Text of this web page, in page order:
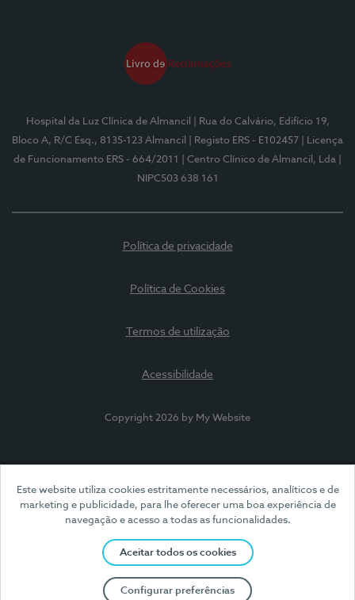
Este website utiliza cookies estritamente necessários, analíticos e de
marketing e publicidade, para lhe oferecer uma boa experiência de
navegação e acesso a todas as funcionalidades.
Aceitar todos os cookies
Configurar preferências
Hospital da Luz Clínica de Almancil
| Rua do Calvário, Edifício 19,
Bloco A, R/C Esq., 8135-123 Almancil
| Registo ERS - E102457
| Licença
de Funcionamento ERS - 664/2011
| Centro Clínico de Almancil, Lda
NIPC503 638 161
Política de privacidade
Política de Cookies
Termos de utilização
Acessibilidade
Copyright 2026 by My Website